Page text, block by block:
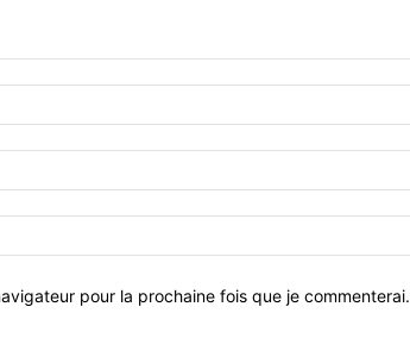
pour la prochaine fois que je commenterai.